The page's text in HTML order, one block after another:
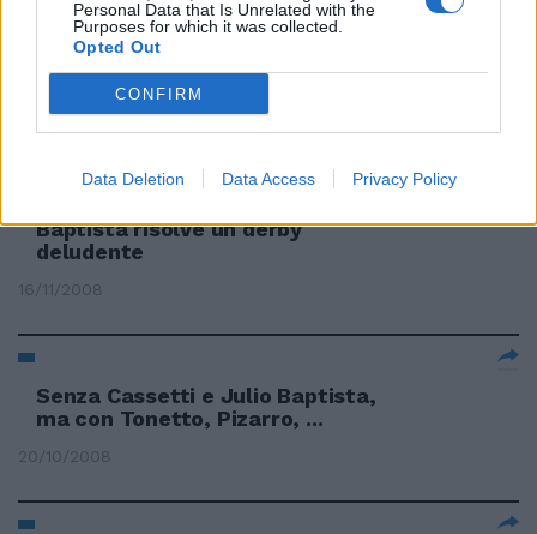
Personal Data that Is Unrelated with the
Purposes for which it was collected.
Opted Out
CONFIRM
Data Deletion Data Access Privacy Policy
Baptista: «Il derby ha cambiato
la mia vita»
Baptista risolve un derby
deludente
16/11/2008
Senza Cassetti e Julio Baptista,
ma con Tonetto, Pizarro, ...
20/10/2008